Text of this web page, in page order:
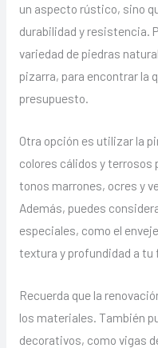
un aspecto rústico, sino
durabilidad y resistencia.
variedad de piedras
pizarra, para encontrar la
presupuesto.
Otra opción es utilizar la
colores cálidos y terrosos
tonos marrones, ocres y
Además, puedes
especiales, como el
textura y profundidad a tu
Recuerda que la
los materiales. También
decorativos, como vigas